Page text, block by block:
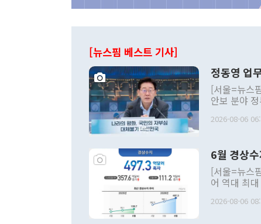
[뉴스핌 베스트 기사]
정동영 업
[서울=뉴스
안보 분야
발언 중에는
주의적 희망
관의 대북
관 부처 장
관의 무리한
다. [정동영 통일부 장관이 지난달 23일 오후 서울 종로구 정부서울청사에
2026-08-06
6월 경상
[서울=뉴스
어 역대 최
료=한국은행] 한국은행이 6일 발표한 '2026년 6월 국제수지(잠
2026-08-06